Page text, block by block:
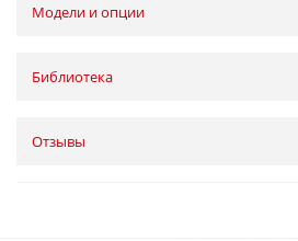
Модели и опции
Библиотека
Отзывы